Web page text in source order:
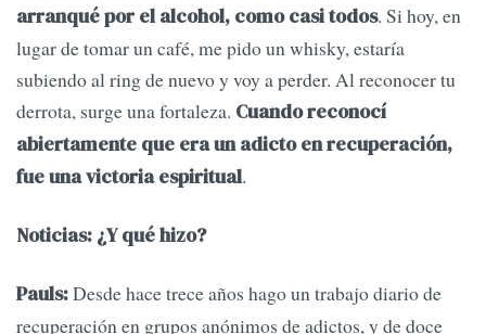
arranqué por el alcohol, como casi todos. Si hoy, en
lugar de tomar un café, me pido un whisky, estaría
subiendo al ring de nuevo y voy a perder. Al reconocer tu
derrota, surge una fortaleza. Cuando reconocí
abiertamente que era un adicto en recuperación,
fue una victoria espiritual.
Noticias: ¿Y qué hizo?
Pauls:Desde hace trece años hago un trabajo diario de
recuperación en grupos anónimos de adictos, y de doce